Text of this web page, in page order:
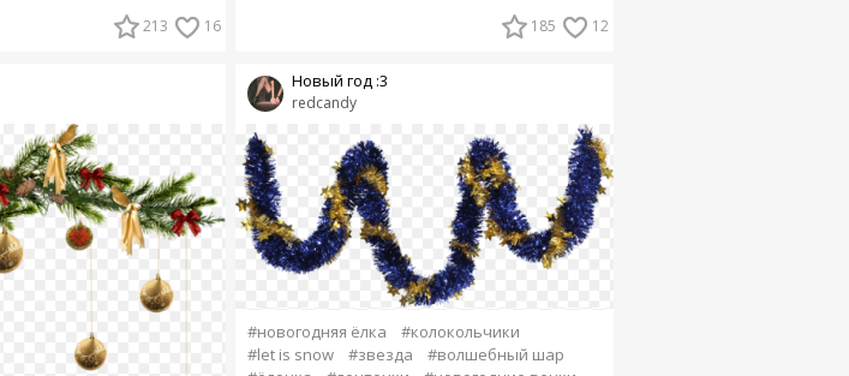
213 16 185 12
redcandy
Новый год :3
#новогодняя ёлка
#колокольчики
#let is snow
#звезда
#волшебный шар